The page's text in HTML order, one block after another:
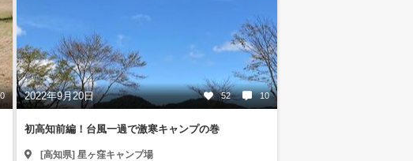
0 2022年9月20日 52 10
初高知前編！台風一過で激寒キャンプの巻
[高知県] 星ヶ窪キャンプ場